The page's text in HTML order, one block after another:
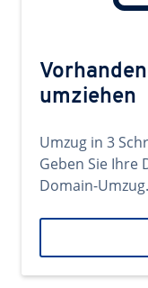
umziehen
Umzug in 3
Geben Sie Ihre
Domain-Umzug.